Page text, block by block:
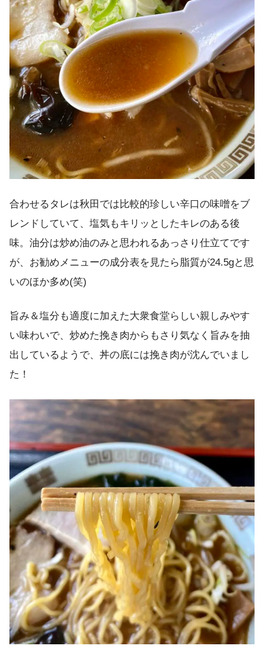
合わせるタレは秋田では比較的珍しい辛口の味噌をブ
レンドしていて、塩気もキリッとしたキレのある後
味。油分は炒め油のみと思われるあっさり仕立てです
が、お勧めメニューの成分表を見たら脂質が24.5gと思
いのほか多め(笑)
旨み＆塩分も適度に加えた大衆食堂らしい親しみやす
い味わいで、炒めた挽き肉からもさり気なく旨みを抽
出しているようで、丼の底には挽き肉が沈んでいまし
た！